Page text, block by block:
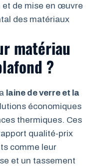
et de mise en œuvre
des matériaux
matériau
?
laine de verre et la
économiques
thermiques. Ces
qualité-prix
comme leur
et un tassement